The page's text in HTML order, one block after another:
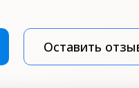
Оставить